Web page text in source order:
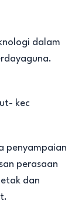
dalam
kec
penyampaian
perasaan
dan